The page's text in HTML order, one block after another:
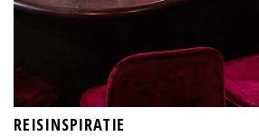
REISINSPIRATIE